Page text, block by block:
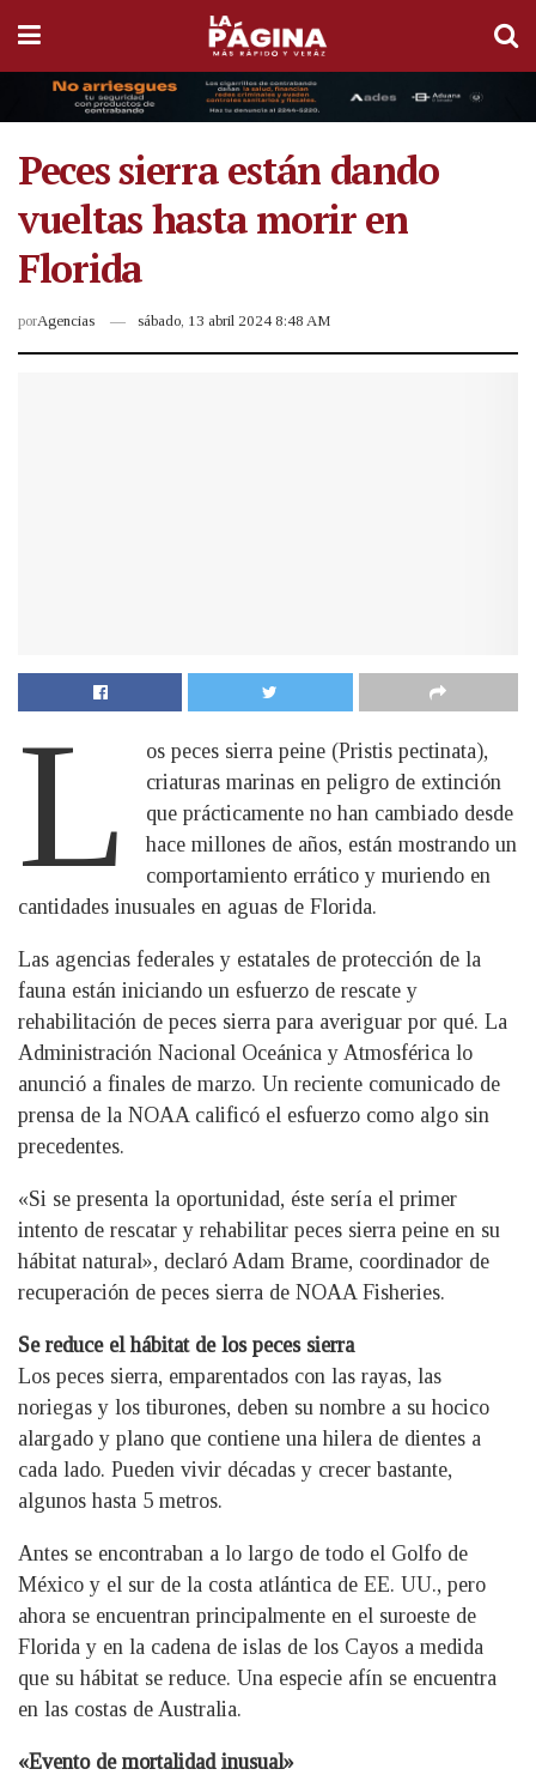
Peces sierra están dando
vueltas hasta morir en
Florida
porAgencias sábado, 13 abril 2024 8:48 AM
L
os peces sierra peine (Pristis pectinata),
criaturas marinas en peligro de extinción
que prácticamente no han cambiado desde
hace millones de años, están mostrando un
comportamiento errático y muriendo en
cantidades inusuales en aguas de Florida.
Las agencias federales y estatales de protección de la
fauna están iniciando un esfuerzo de rescate y
rehabilitación de peces sierra para averiguar por qué. La
Administración Nacional Oceánica y Atmosférica lo
anunció a finales de marzo. Un reciente comunicado de
prensa de la NOAA calificó el esfuerzo como algo sin
precedentes.
«Si se presenta la oportunidad, éste sería el primer
intento de rescatar y rehabilitar peces sierra peine en su
hábitat natural», declaró Adam Brame, coordinador de
recuperación de peces sierra de NOAA Fisheries.
Se reduce el hábitat de los peces sierra
Los peces sierra, emparentados con las rayas, las
noriegas y los tiburones, deben su nombre a su hocico
alargado y plano que contiene una hilera de dientes a
cada lado. Pueden vivir décadas y crecer bastante,
algunos hasta 5 metros.
Antes se encontraban a lo largo de todo el Golfo de
México y el sur de la costa atlántica de EE. UU., pero
ahora se encuentran principalmente en el suroeste de
Florida y en la cadena de islas de los Cayos a medida
que su hábitat se reduce. Una especie afín se encuentra
en las costas de Australia.
«Evento de mortalidad inusual»